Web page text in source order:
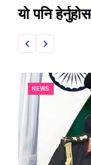
यो पनि हेर्नुहोस
NEWS